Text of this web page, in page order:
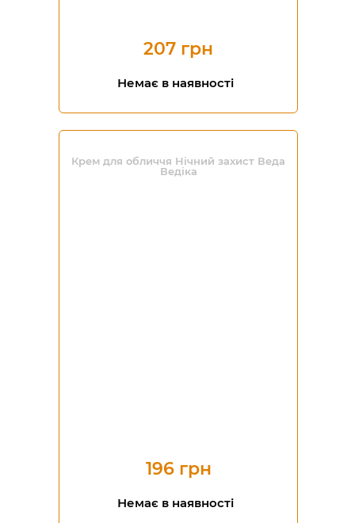
207 грн
Немає в наявності
Крем для обличчя Нічний захист Веда
Ведіка
196 грн
Немає в наявності